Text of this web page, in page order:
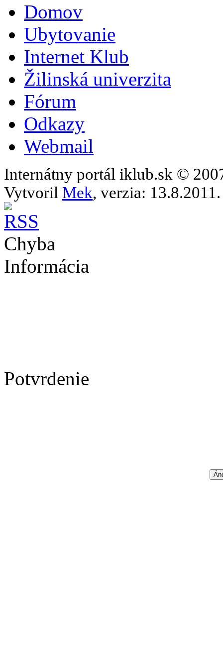
Domov
Ubytovanie
Internet Klub
Žilinská univerzita
Fórum
Odkazy
Webmail
Internátny portál iklub.sk ©
Vytvoril Mek, verzia: 13.8.2011.
Chyba
Informácia
Potvrdenie